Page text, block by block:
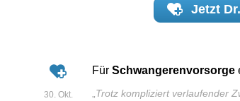
Jetzt
30. Okt.
Für Schwangerenvorsorge
„Trotz kompliziert verlaufender